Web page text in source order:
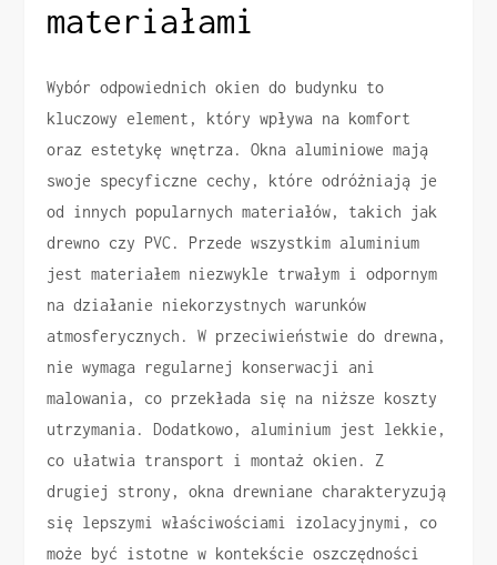
materiałami
Wybór odpowiednich okien do budynku to
kluczowy element, który wpływa na komfort
oraz estetykę wnętrza. Okna aluminiowe mają
swoje specyficzne cechy, które odróżniają je
od innych popularnych materiałów, takich jak
drewno czy PVC. Przede wszystkim aluminium
jest materiałem niezwykle trwałym i odpornym
na działanie niekorzystnych warunków
atmosferycznych. W przeciwieństwie do drewna,
nie wymaga regularnej konserwacji ani
malowania, co przekłada się na niższe koszty
utrzymania. Dodatkowo, aluminium jest lekkie,
co ułatwia transport i montaż okien. Z
drugiej strony, okna drewniane charakteryzują
się lepszymi właściwościami izolacyjnymi, co
może być istotne w kontekście oszczędności